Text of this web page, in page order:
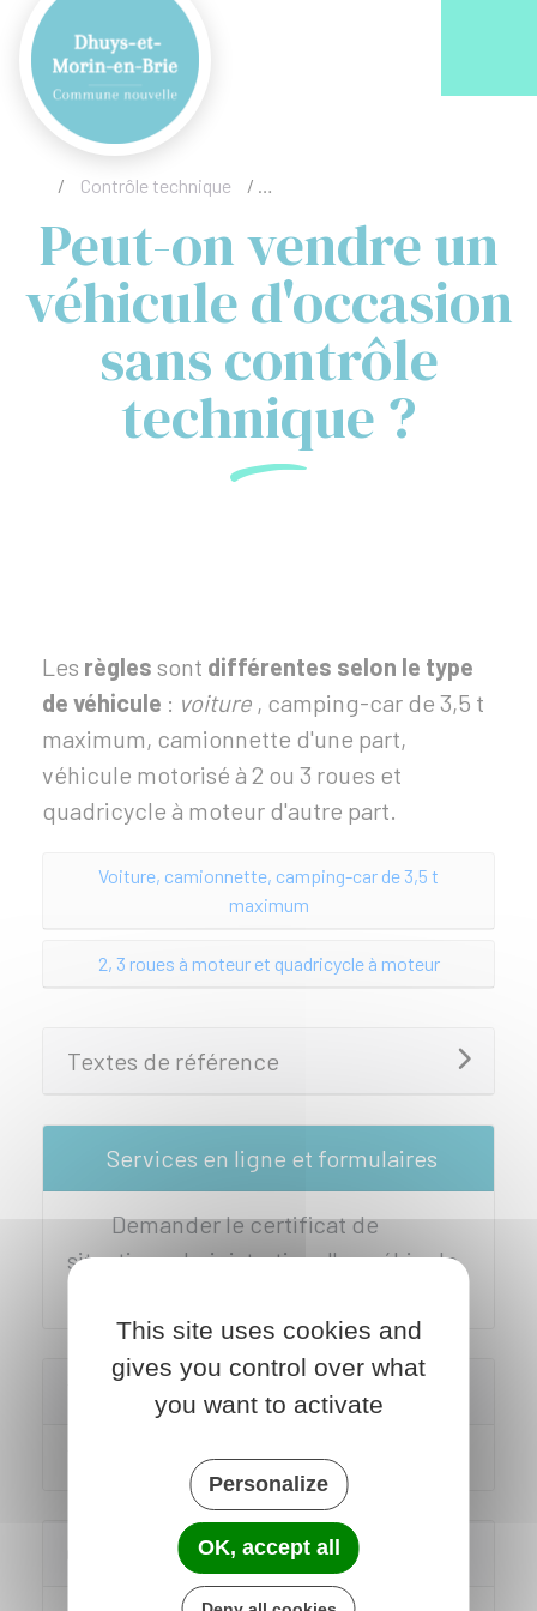
/ Contrôle technique / Peut-on vendre un véhicule
Peut-on vendre un
véhicule d'occasion
sans contrôle
technique ?
Les règles sont différentes selon le type
de véhicule : voiture , camping-car de 3,5 t
maximum, camionnette d'une part,
véhicule motorisé à 2 ou 3 roues et
quadricycle à moteur d'autre part.
Voiture, camionnette, camping-car de 3,5 t
maximum
2, 3 roues à moteur et quadricycle à moteur
Textes de référence
Services en ligne et formulaires
Demander le certificat de
situation administrative d'un véhicule
Vendre ou donner son véhicule
Questions ? Réponses !
This site uses cookies and
gives you control over what
you want to activate
Personalize
OK, accept all